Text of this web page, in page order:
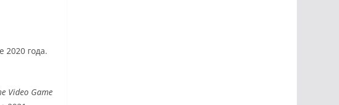
2020 года.
Video Game